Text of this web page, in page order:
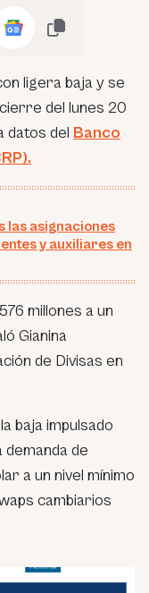
ligera baja y se
del lunes 20
datos del Banco
las asignaciones
y auxiliares en
millones a un
Gianina
de Divisas en
baja impulsado
de
a un nivel mínimo
cambiarios